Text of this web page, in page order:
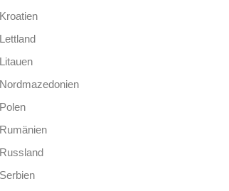
Kroatien
Lettland
Litauen
Nordmazedonien
Polen
Rumänien
Russland
Serbien